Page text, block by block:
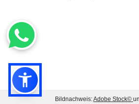
Bildnachweis:Adobe Stock©